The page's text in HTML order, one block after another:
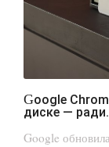
Google Chrome теперь потребует до 20 Гбайт на
диске —
Google